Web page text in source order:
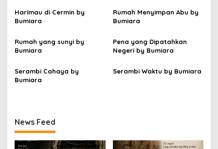
o
s
Harimau di Cermin by
Bumiara
Rumah Menyimpan Abu by
Bumiara
Rumah yang sunyi by
Bumiara
Pena yang Dipatahkan
Negeri by Bumiara
Serambi Cahaya by
Bumiara
Serambi Waktu by Bumiara
News Feed